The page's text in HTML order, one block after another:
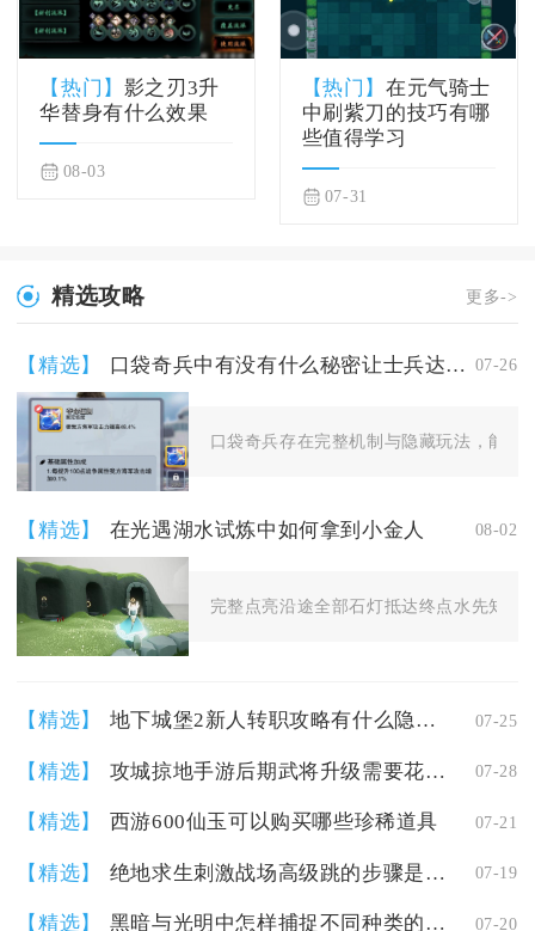
【热门】 影之刃3升
华替身有什么效果
08-03
【热门】在元气骑士
中刷紫刀的技巧有哪
些值得学习
07-31
精选攻略 更多->
【精选】 口袋奇兵中有没有什么秘密让士兵达到80级 07-26
口袋奇兵存在完整机制与隐藏玩法，能稳
【精选】 在光遇湖水试炼中如何拿到小金人 08-02
完整点亮沿途全部石灯抵达终点水先知雕
【精选】 地下城堡2新人转职攻略有什么隐藏玩法 07-25
【精选】 攻城掠地手游后期武将升级需要花费多少资源 07-28
【精选】 西游600仙玉可以购买哪些珍稀道具 07-21
【精选】 绝地求生刺激战场高级跳的步骤是什么 07-19
【精选】 黑暗与光明中怎样捕捉不同种类的动物 07-20